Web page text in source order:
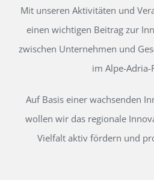
Mit unseren Aktivitäten und
einen wichtigen Beitrag zur
zwischen Unternehmen und
im Alpe-Adria-
Auf Basis einer wachsenden
wollen wir das regionale
Vielfalt aktiv fördern und